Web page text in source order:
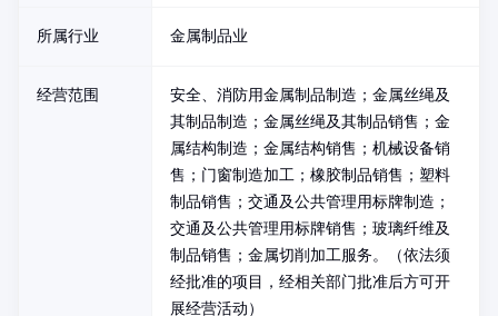
所属行业 金属制品业
经营范围
安全、消防用金属制品制造；金属丝绳及
其制品制造；金属丝绳及其制品销售；金
属结构制造；金属结构销售；机械设备销
售；门窗制造加工；橡胶制品销售；塑料
制品销售；交通及公共管理用标牌制造；
交通及公共管理用标牌销售；玻璃纤维及
制品销售；金属切削加工服务。（依法须
经批准的项目，经相关部门批准后方可开
展经营活动）